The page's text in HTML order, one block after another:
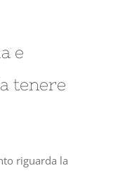
e
tenere
riguarda la